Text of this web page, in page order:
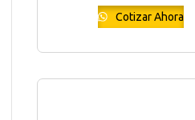
Cotizar Ahora